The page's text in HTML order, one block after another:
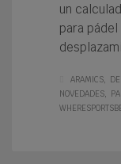
un
para pádel
ARAMICS
NOVEDADES